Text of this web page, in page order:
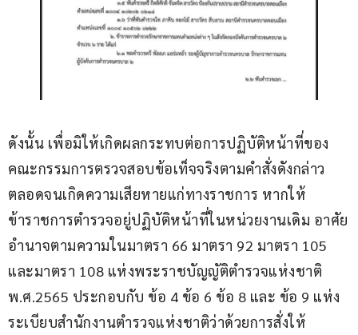
ดังนั้น เพื่อมิให้เกิดผลกระทบต่อการปฏิบัติหน้าที่ของ
คณะกรรมการตรวจสอบข้อเท็จจริงตามคำสั่งดังกล่าว
ตลอดจนเกิดความเสียหายแก่ทางราชการ หากให้
ข้าราชการตำรวจอยู่ปฏิบัติหน้าที่ในหน่วยงานเดิม อาศัย
อำนาจตามความในมาตรา 66 มาตรา 92 มาตรา 105
และมาตรา 108 แห่งพระราชบัญญัติตำรวจแห่งชาติ
พ.ศ.2565 ประกอบกับ ข้อ 4 ข้อ 6 ข้อ 8 และ ข้อ 9 แห่ง
ระเบียบสำนักงานตำรวจแห่งชาติว่าด้วยการสั่งให้